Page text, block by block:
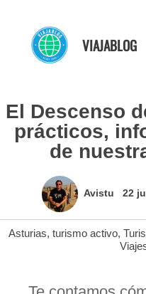
contenido
VIAJABLOG
El Descenso
prácticos,
de
Avistu 22
Asturias, turismo activo,